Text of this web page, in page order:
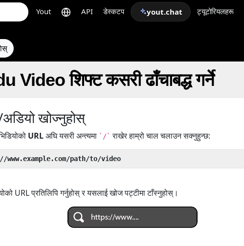
Yout API डेस्कटप yout.chat ट्यूटोरियलहरू
Video शिफ्ट कसरी ढाँचाबद्ध गर्ने
खोज्नुहोस्
URLअघि यसरी अन्त्यमा `/` राखेर हाम्रो चाल चलाउन सक्नुहुन्छ:
path/to/video
URL प्रतिलिपि गर्नुहोस् र यसलाई खोज पट्टीमा टाँस्नुहोस्।